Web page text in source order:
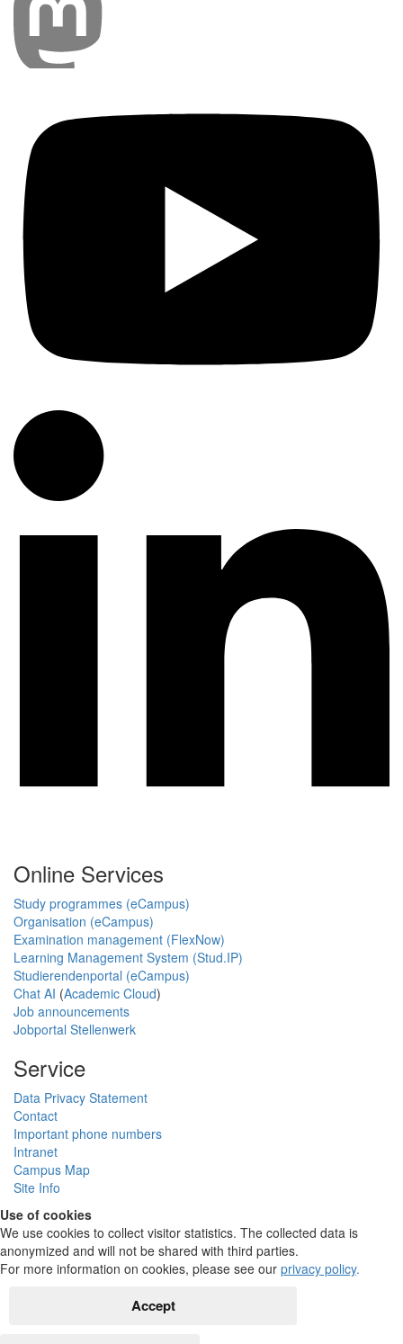
Online Services
Study programmes (eCampus)
Organisation (eCampus)
Examination management (FlexNow)
Learning Management System (Stud.IP)
Studierendenportal (eCampus)
Chat AI (Academic Cloud)
Job announcements
Jobportal Stellenwerk
Service
Data Privacy Statement
Contact
Important phone numbers
Intranet
Campus Map
Site Info
Use of cookies
We use cookies to collect visitor statistics. The collected data is
anonymized and will not be shared with third parties.
For more information on cookies, please see our privacy policy.
Accept